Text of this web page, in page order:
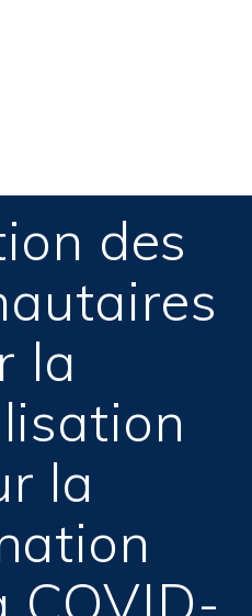
des
la
la